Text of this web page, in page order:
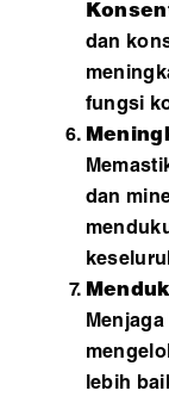
dan
fungsi
dan
lebih